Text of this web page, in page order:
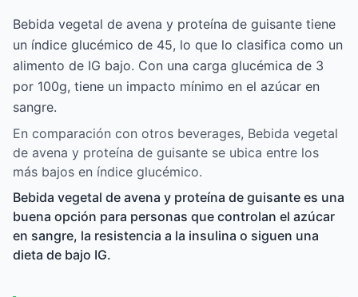
Bebida vegetal de avena y proteína de guisante tiene
un índice glucémico de 45, lo que lo clasifica como un
alimento de IG bajo. Con una carga glucémica de 3
por 100g, tiene un impacto mínimo en el azúcar en
sangre.
En comparación con otros beverages, Bebida vegetal
de avena y proteína de guisante se ubica entre los
más bajos en índice glucémico.
Bebida vegetal de avena y proteína de guisante es una
buena opción para personas que controlan el azúcar
en sangre, la resistencia a la insulina o siguen una
dieta de bajo IG.